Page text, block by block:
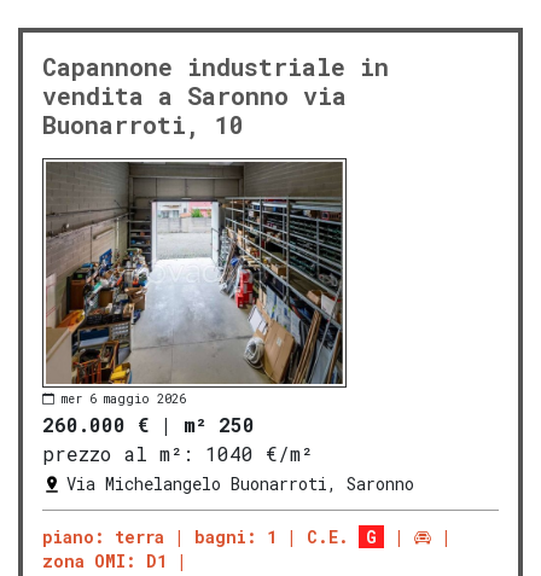
Capannone industriale in
vendita a Saronno via
Buonarroti, 10
mer 6 maggio 2026
260.000 € | m² 250
prezzo al m²:
1040 €/m²
Via Michelangelo Buonarroti, Saronno
piano: terra bagni: 1 C.E.
G
zona OMI: D1